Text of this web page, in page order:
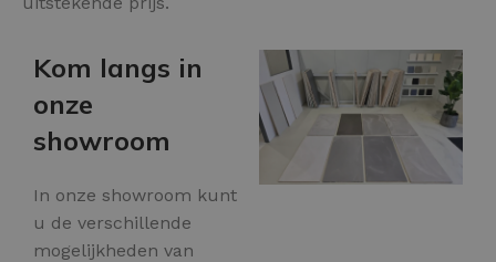
Kom langs in
onze
showroom
In onze showroom kunt
u de verschillende
mogelijkheden van